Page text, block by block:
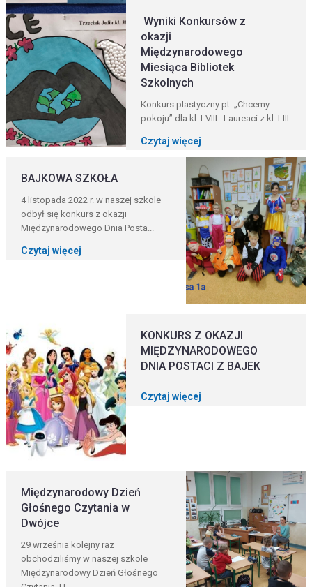
Wyniki Konkursów z
okazji
Międzynarodowego
Miesiąca Bibliotek
Szkolnych
Konkurs plastyczny pt. „Chcemy
pokoju” dla kl. I-VIII Laureaci z kl. I-III
Czytaj więcej
BAJKOWA SZKOŁA
4 listopada 2022 r. w naszej szkole
odbył się konkurs z okazji
Międzynarodowego Dnia Posta...
Czytaj więcej
KONKURS Z OKAZJI
MIĘDZYNARODOWEGO
DNIA POSTACI Z BAJEK
Czytaj więcej
Międzynarodowy Dzień
Głośnego Czytania w
Dwójce
29 września kolejny raz
obchodziliśmy w naszej szkole
Międzynarodowy Dzień Głośnego